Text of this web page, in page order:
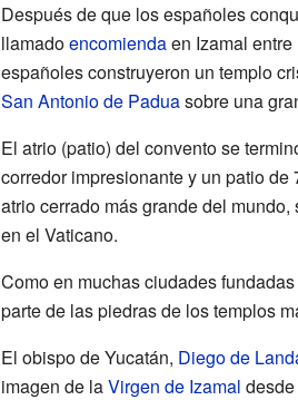
Después de que los españoles
llamadoencomiendaen Izamal entre
españoles construyeron un templo
San Antonio de Paduasobre una
El atrio (patio) del convento se
corredor impresionante y un patio
atrio cerrado más grande del
en el Vaticano.
Como en muchas ciudades
parte de las piedras de los templos
El obispo de Yucatán, Diego de
imagen de laVirgen de Izamal desde